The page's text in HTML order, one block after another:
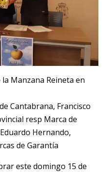
Manzana Reineta en
Cantabrana, Francisco
resp Marca de
Hernando,
de Garantía
este domingo 15 de